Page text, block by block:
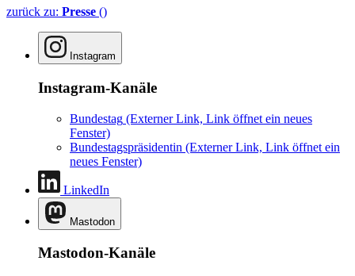
zurück zu: Presse ()
Instagram
Instagram-Kanäle
Bundestag (Externer Link, Link öffnet ein neues
Fenster)
Bundestagspräsidentin (Externer Link, Link öffnet ein
neues Fenster)
LinkedIn
Mastodon
Mastodon-Kanäle